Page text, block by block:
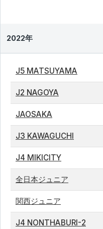
2022年
J5 MATSUYAMA
J2 NAGOYA
JAOSAKA
J3 KAWAGUCHI
J4 MIKICITY
全日本ジュニア
関西ジュニア
J4 NONTHABURI-2